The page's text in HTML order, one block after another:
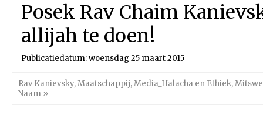
Posek Rav Chaim
allijah te doen!
Publicatiedatum: woensdag 25 maart 2015
Rav Kanievsky,Maatschappij,Media_Halacha en Ethiek,
Naam »